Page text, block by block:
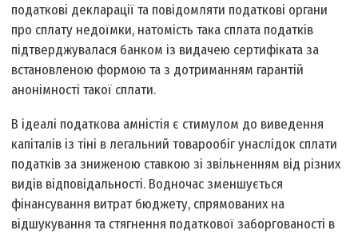
податкові декларації та повідомляти податкові органи
про сплату недоїмки, натомість така сплата податків
підтверджувалася банком із видачею сертифіката за
встановленою формою та з дотриманням гарантій
анонімності такої сплати.
В ідеалі податкова амністія є стимулом до виведення
капіталів із тіні в легальний товарообіг унаслідок сплати
податків за зниженою ставкою зі звільненням від різних
видів відповідальності. Водночас зменшується
фінансування витрат бюджету, спрямованих на
відшукування та стягнення податкової заборгованості в